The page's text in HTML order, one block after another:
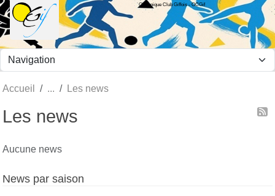
Olympique Club Giffois - OCGif
Accueil Les news
Les news
Aucune news
News par saison
Panneau de gestion des cookies